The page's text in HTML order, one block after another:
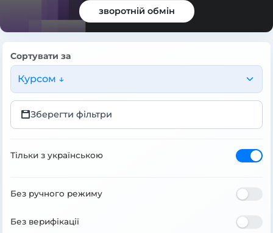
зворотній обмін
Сортувати за
Курсом ↓
Зберегти фільтри
Тільки з українською
Без ручного режиму
Без верифікації